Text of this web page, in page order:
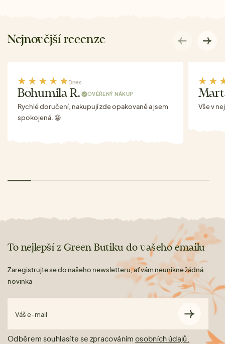
Nejnovější recenze
Dnes
Bohumila R. OVĚŘENÝ NÁKUP
Rychlé doručení, nakupují zde opakovaně a jsem
spokojená. 😀
Vše v
To nejlepší z Green Butiku do vašeho emailu
Zaregistrujte se do našeho newsletteru, ať vám neunikne žádná
novinka
Váš e-mail
Odběrem souhlasíte se zpracováním osobních údajů.